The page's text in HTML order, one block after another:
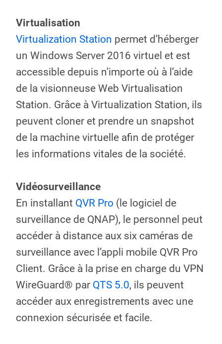
Virtualisation
Virtualization Station permet d’héberger
un Windows Server 2016 virtuel et est
accessible depuis n’importe où à l’aide
de la visionneuse Web Virtualisation
Station. Grâce à Virtualization Station, ils
peuvent cloner et prendre un snapshot
de la machine virtuelle afin de protéger
les informations vitales de la société.
Vidéosurveillance
En installant QVR Pro (le logiciel de
surveillance de QNAP), le personnel peut
accéder à distance aux six caméras de
surveillance avec l’appli mobile QVR Pro
Client. Grâce à la prise en charge du VPN
WireGuard® par QTS 5.0, ils peuvent
accéder aux enregistrements avec une
connexion sécurisée et facile.